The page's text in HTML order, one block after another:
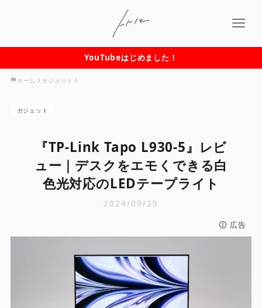
YouTubeはじめました！
ホーム ガジェット
『TP-Link Tapo L930-5』レビ
ュー｜デスクをエモくできる白
色光対応のLEDテープライト
ガジェット
2024/09/29
広告